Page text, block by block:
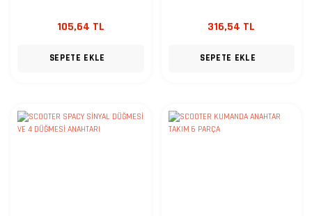
105,64 TL
SEPETE EKLE
316,54 TL
SEPETE EKLE